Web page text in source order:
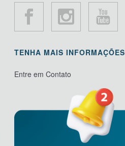
TENHA MAIS INFORMAÇÕES
Entre em Contato